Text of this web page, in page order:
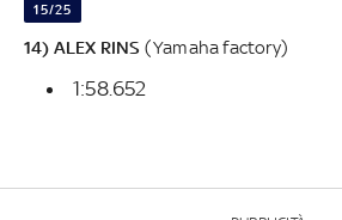
15/25
14) ALEX RINS (Yamaha factory)
1:58.652